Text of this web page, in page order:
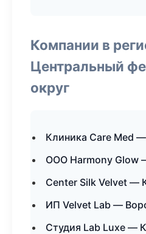
Компании в
Центральный
округ
Клиника Care Med
ООО Harmony Glow
Center Silk Velvet —
ИП Velvet Lab —
Студия Lab Luxe —